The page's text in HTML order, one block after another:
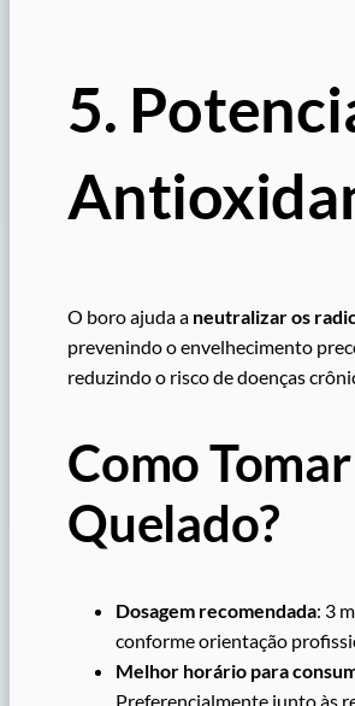
5.
O boro ajuda a neutralizar os
prevenindo o envelhecimento
reduzindo o risco de doenças
Como
Quelado?
Dosagem recomendada: 3
conforme orientação
Melhor horário para
Preferencialmente junto às